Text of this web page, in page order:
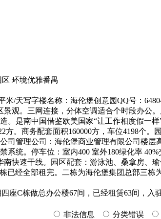
环境优雅番禺
米/天写字楼名称：海伦堡创意园QQ号：
观。三网连接，分体空调适合个时段办公
。是南中国借鉴欧美国家“让工作相度假一
方。商务配套面积160000方，车位4198个
司管理公司：海伦堡商业管理有限公司楼
统。停车位：室内400 室外180绿化率
快速干线。园区配套：游泳池、桑拿房、
已经全部租完。二栋为海伦堡集团总部三
座C栋做总办公楼67间，已经租赁63间，入
非法信息 分类错误